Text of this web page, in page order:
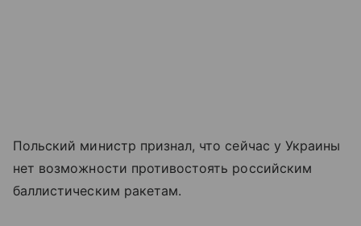
Польский министр признал, что сейчас у Украины
нет возможности противостоять российским
баллистическим ракетам.